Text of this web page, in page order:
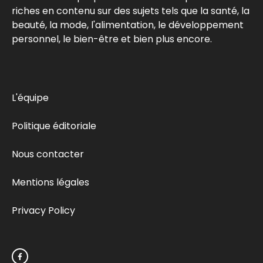
riches en contenu sur des sujets tels que la santé, la
beauté, la mode, l'alimentation, le développement
personnel, le bien-être et bien plus encore.
L'équipe
Politique éditoriale
Nous contacter
Mentions légales
Privacy Policy